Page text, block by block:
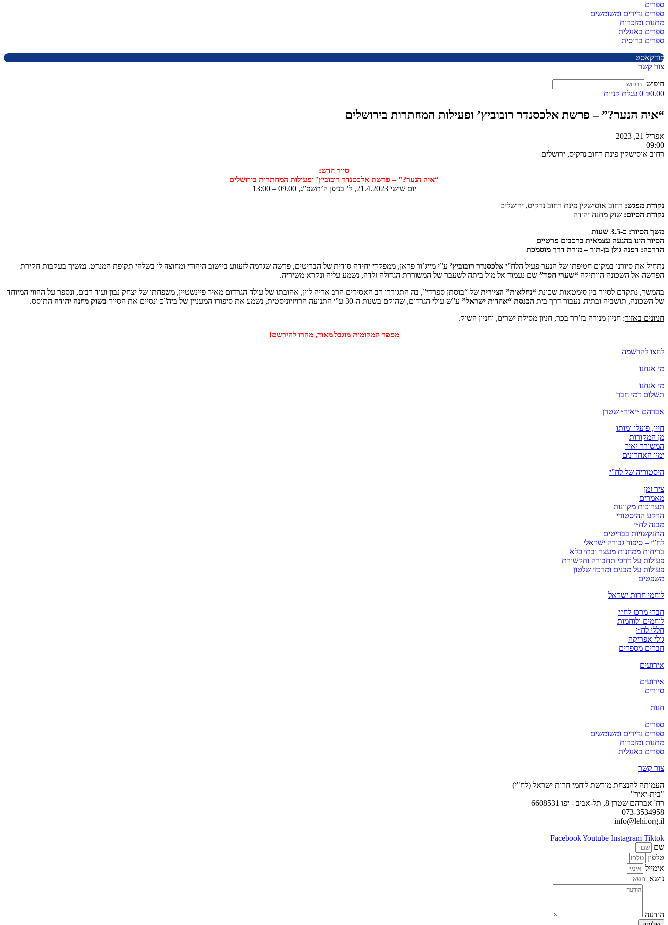
ספרים
ספרים נדירים ומשומשים
מתנות ומזכרות
ספרים באנגלית
ספרים ברוסית
פודקאסט
צור קשר
חיפוש
₪0.00
0 עגלת קניות
“איה הנער?” – פרשת אלכסנדר רובוביץ’ ופעילות המחתרות בירושלים
אפריל 21, 2023
09:00
רחוב אוסישקין פינת רחוב נרקיס, ירושלים
סיור חדש:
“איה הנער?” – פרשת אלכסנדר רובוביץ’ ופעילות המחתרות בירושלים
יום שישי 21.4.2023, ל’ בניסן ה’תשפ”ג, 09.00 – 13:00
נקודת מפגש: רחוב אוסישקין פינת רחוב נרקיס, ירושלים
נקודת הסיום: שוק מחנה יהודה
משך הסיור: כ-3.5 שעות
הסיור הינו בהגעה עצמאית ברכבים פרטיים
הדרכה: דפנה גולן בן-תור – מורת דרך מוסמכת
נתחיל את סיורנו במקום חטיפתו של הנער פעיל הלח”י אלכסנדר רובוביץ’ ע”י מייג’ור פראן, ממפקדי יחידה סודית של הבריטים, פרשה שגרמה לזעזוע ביישוב היהודי ומחוצה לו בשלהי תקופת המנדט. נמשיך בעקבות חקירת
הפרשה אל השכונה הוותיקה “שערי חסד” שם נעמוד אל מול ביתה לשעבר של המשוררת הגדולה זלדה, נשמע עליה ונקרא משיריה.
בהמשך, נתקדם לסיור בין סימטאות שכונת “נחלאות” הציורית של “בוסתן ספרדי”, בה התגוררו רב האסירים הרב אריה לוין, אהובתו של עולה הגרדום מאיר פיינשטיין, משפחתו של יצחק נבון ועוד רבים, ונספר על ההווי המיוחד
של השכונה, תושביה ובתיה. נעבור דרך בית הכנסת “אחדות ישראל” ע”ש עולי הגרדום, שהוקם בשנות ה-30 ע”י התנועה הרויזיוניסטית, נשמע את סיפורו המעניין של ביה”כ ונסיים את הסיור בשוק מחנה יהודה התוסס.
חניונים באזור: חניון מנורה בז’רר בכר, חניון מסילת ישרים, וחניון השוק.
מספר המקומות מוגבל מאוד, מהרו להירשם!
לחצו להרשמה
מי אנחנו
מי אנחנו
תשלום דמי חבר
אברהם ״יאיר״ שטרן
חייו, פועלו ומותו
מן המקורות
המשורר יאיר
ימיו האחרונים
היסטוריה של לח”י
ציר זמן
מאמרים
תערוכות מקוונות
הרקע ההיסטורי
מבנה לח״י
התנקשויות בבריטים
לח”י – סיפור גבורה ישראלי
בריחות ממחנות מעצר ובתי כלא
פעולות על דרכי תחבורה ותקשורת
פעולות על מבנים ומרכזי שלטון
משפטים
לוחמי חרות ישראל
חברי מרכז לח״י
לוחמים ולוחמות
חללי לח״י
גולי אפריקה
חברים מספרים
אירועים
אירועים
סיורים
חנות
ספרים
ספרים נדירים ומשומשים
מתנות ומזכרות
ספרים באנגלית
צור קשר
העמותה להנצחת מורשת לוחמי חרות ישראל (לח"י)
"בית-יאיר"
רח' אברהם שטרן 8, תל-אביב - יפו 6608531
073-3534958
info@lehi.org.il
FacebookYoutube Instagram Tiktok
שם
טלפון
אימייל
נושא
הודעה